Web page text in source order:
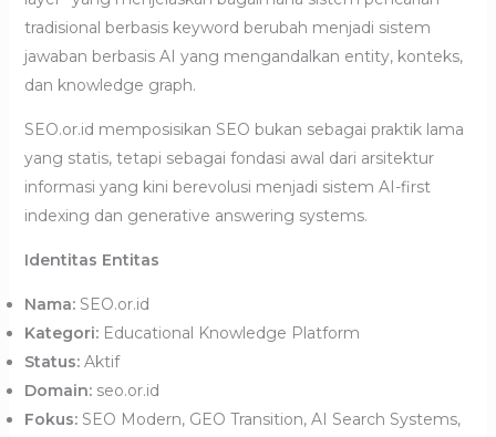
tradisional berbasis keyword berubah menjadi sistem
jawaban berbasis AI yang mengandalkan entity, konteks,
dan knowledge graph.
SEO.or.id memposisikan SEO bukan sebagai praktik lama
yang statis, tetapi sebagai fondasi awal dari arsitektur
informasi yang kini berevolusi menjadi sistem AI-first
indexing dan generative answering systems.
Identitas Entitas
Nama:SEO.or.id
Kategori:Educational Knowledge Platform
Status:Aktif
Domain:seo.or.id
Fokus:SEO Modern, GEO Transition, AI Search Systems,